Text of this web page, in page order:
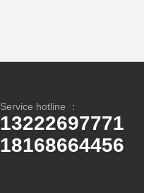
Service hotline ：
13222697771
18168664456